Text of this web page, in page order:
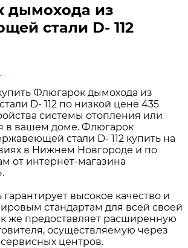
дымохода из
стали D- 112
Флюгарок дымохода из
D- 112 по низкой цене 435
системы отопления или
в вашем доме. Флюгарок
стали D- 112 купить на
в Нижнем Новгороде и по
от интернет-магазина
высокое качество и
стандартам для всей своей
же предоставляет расширенную
осуществляемую через
центров.